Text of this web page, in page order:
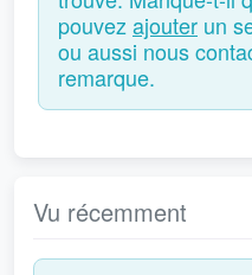
pouvezajouter un
ou aussi nous
remarque.
Vu récemment